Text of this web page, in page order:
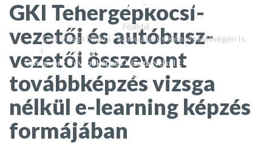
Főoldal
GKI Vizsga Nélkül - Szimulátoros Képzés Hétvégén Is
GKI Tehergépkocsi-Vezetői És Autóbusz-Vezetői
Összevont Továbbképzés Vizsga Nélkül E-Learning Képzés
Formájában
GKI Tehergépkocsi-
vezetői és autóbusz-
vezetői összevont
továbbképzés vizsga
nélkül e-learning képzés
formájában